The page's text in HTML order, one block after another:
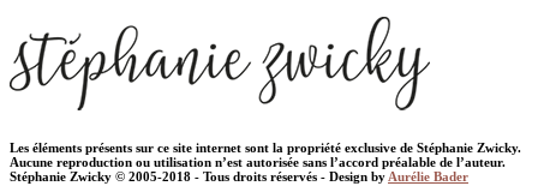
Les éléments présents sur ce site internet sont la propriété exclusive de Stéphanie Zwicky.
Aucune reproduction ou utilisation n’est autorisée sans l’accord préalable de l’auteur.
Stéphanie Zwicky © 2005-2018 - Tous droits réservés - Design byAurélie Bader